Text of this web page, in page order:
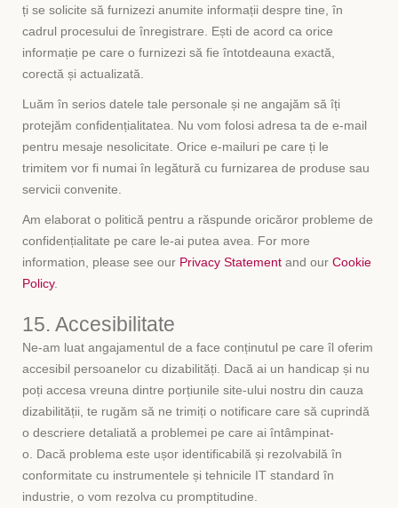
ți se solicite să furnizezi anumite informații despre tine, în
cadrul procesului de înregistrare. Ești de acord ca orice
informație pe care o furnizezi să fie întotdeauna exactă,
corectă și actualizată.
Luăm în serios datele tale personale și ne angajăm să îți
protejăm confidențialitatea. Nu vom folosi adresa ta de e-mail
pentru mesaje nesolicitate. Orice e-mailuri pe care ți le
trimitem vor fi numai în legătură cu furnizarea de produse sau
servicii convenite.
Am elaborat o politică pentru a răspunde oricăror probleme de
confidențialitate pe care le-ai putea avea. For more
information, please see our Privacy Statement and our Cookie
Policy.
15. Accesibilitate
Ne-am luat angajamentul de a face conținutul pe care îl oferim
accesibil persoanelor cu dizabilități. Dacă ai un handicap și nu
poți accesa vreuna dintre porțiunile site-ului nostru din cauza
dizabilității, te rugăm să ne trimiți o notificare care să cuprindă
o descriere detaliată a problemei pe care ai întâmpinat-
o. Dacă problema este ușor identificabilă și rezolvabilă în
conformitate cu instrumentele și tehnicile IT standard în
industrie, o vom rezolva cu promptitudine.